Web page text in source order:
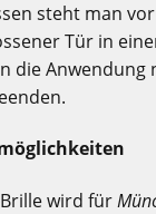
steht man vor
Tür in
die Anwendung
Brille wird für